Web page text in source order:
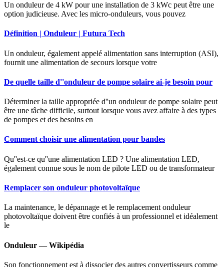
Un onduleur de 4 kW pour une installation de 3 kWc peut être une
option judicieuse. Avec les micro-onduleurs, vous pouvez
Définition | Onduleur | Futura Tech
Un onduleur, également appelé alimentation sans interruption (ASI),
fournit une alimentation de secours lorsque votre
De quelle taille d''onduleur de pompe solaire ai-je besoin pour
Déterminer la taille appropriée d''un onduleur de pompe solaire peut
être une tâche difficile, surtout lorsque vous avez affaire à des types
de pompes et des besoins en
Comment choisir une alimentation pour bandes
Qu''est-ce qu''une alimentation LED ? Une alimentation LED,
également connue sous le nom de pilote LED ou de transformateur
Remplacer son onduleur photovoltaïque
La maintenance, le dépannage et le remplacement onduleur
photovoltaïque doivent être confiés à un professionnel et idéalement
le
Onduleur — Wikipédia
Son fonctionnement est à dissocier des autres convertisseurs comme